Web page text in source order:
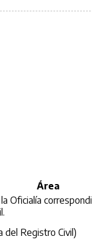
Área
Oficialía
del Registro Civil)